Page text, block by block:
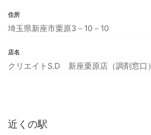
住所
埼玉県新座市栗原3－10－10
店名
クリエイトS.D 新座栗原店（調剤窓口）
近くの駅